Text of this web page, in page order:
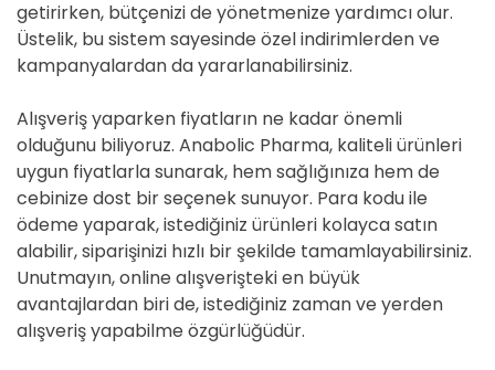
getirirken, bütçenizi de yönetmenize yardımcı olur.
Üstelik, bu sistem sayesinde özel indirimlerden ve
kampanyalardan da yararlanabilirsiniz.
Alışveriş yaparken fiyatların ne kadar önemli
olduğunu biliyoruz. Anabolic Pharma, kaliteli ürünleri
uygun fiyatlarla sunarak, hem sağlığınıza hem de
cebinize dost bir seçenek sunuyor. Para kodu ile
ödeme yaparak, istediğiniz ürünleri kolayca satın
alabilir, siparişinizi hızlı bir şekilde tamamlayabilirsiniz.
Unutmayın, online alışverişteki en büyük
avantajlardan biri de, istediğiniz zaman ve yerden
alışveriş yapabilme özgürlüğüdür.